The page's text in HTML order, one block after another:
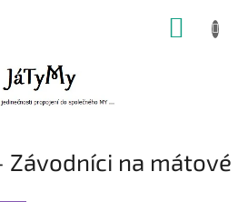
Závodníci na mátové